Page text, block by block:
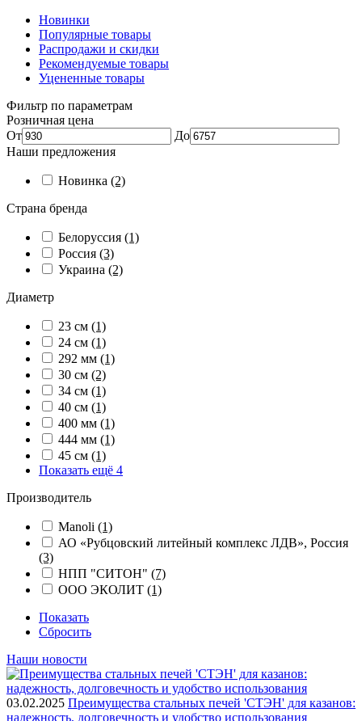
Новинки
Популярные товары
Распродажи и скидки
Рекомендуемые товары
Уцененные товары
Фильтр по параметрам
Розничная цена
От
До
Наши предложения
Новинка (2)
Страна бренда
Белоруссия (1)
Россия (3)
Украина (2)
Диаметр
23 см (1)
24 см (1)
292 мм (1)
30 см (2)
34 см (1)
40 см (1)
400 мм (1)
444 мм (1)
45 см (1)
Показать ещё 4
Производитель
Manoli (1)
АО «Рубцовский литейный комплекс ЛДВ», Россия
(3)
НПП "СИТОН" (7)
ООО ЭКОЛИТ (1)
Показать
Сбросить
Наши новости
03.02.2025 Преимущества стальных печей 'СТЭН' для казанов:
надежность, долговечность и удобство использования